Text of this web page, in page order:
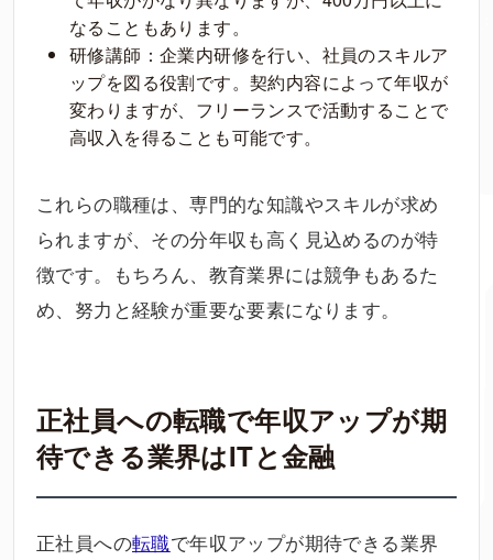
なることもあります。
研修講師：企業内研修を行い、社員のスキルア
ップを図る役割です。契約内容によって年収が
変わりますが、フリーランスで活動することで
高収入を得ることも可能です。
これらの職種は、専門的な知識やスキルが求め
られますが、その分年収も高く見込めるのが特
徴です。もちろん、教育業界には競争もあるた
め、努力と経験が重要な要素になります。
正社員への転職で年収アップが期
待できる業界はITと金融
正社員への転職で年収アップが期待できる業界